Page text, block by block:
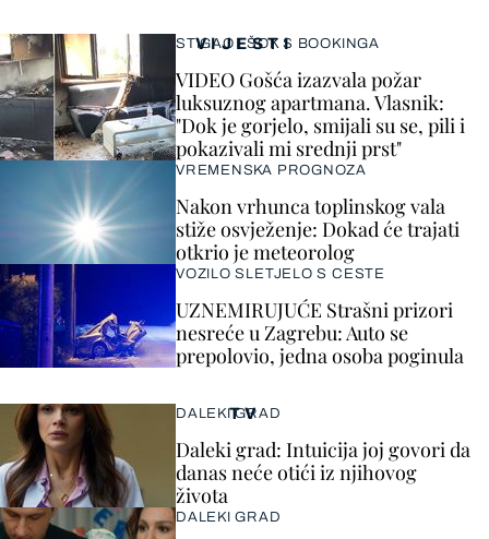
VIJESTI
STIGAO I ŠOK S BOOKINGA
VIDEO Gošća izazvala požar
luksuznog apartmana. Vlasnik:
"Dok je gorjelo, smijali su se, pili i
pokazivali mi srednji prst"
VREMENSKA PROGNOZA
Nakon vrhunca toplinskog vala
stiže osvježenje: Dokad će trajati
otkrio je meteorolog
VOZILO SLETJELO S CESTE
UZNEMIRUJUĆE Strašni prizori
nesreće u Zagrebu: Auto se
prepolovio, jedna osoba poginula
TV
DALEKI GRAD
Daleki grad: Intuicija joj govori da
danas neće otići iz njihovog
života
DALEKI GRAD